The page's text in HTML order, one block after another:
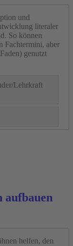
und
literaler
So können
Fachtermini, aber
genutzt
Lehrkraft
aufbauen
helfen, den